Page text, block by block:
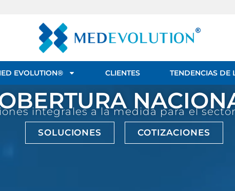
EVOLUTION®️ CLIENTES TENDENCIAS DE
integrales a la medida para el
SOLUCIONES COTIZACIONES